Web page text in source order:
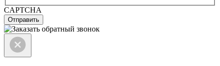
CAPTCHA
Отправить